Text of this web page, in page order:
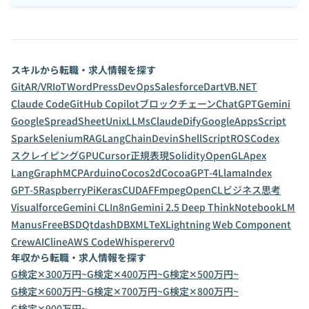
スキルから転職・求人情報を探す
GitAR/VRIoTWordPressDevOpsSalesforceDartVB.NET
Claude CodeGitHub CopilotブロックチェーンChatGPTGemini
GoogleSpreadSheetUnixLLMsClaudeDifyGoogleAppsScript
SparkSeleniumRAGLangChainDevinShellScriptROSCodex
スクレイピングGPUCursor正規表現SolidityOpenGLApex
LangGraphMCPArduinoCocos2dCocoaGPT-4LlamaIndex
GPT-5RaspberryPiKerasCUDAFFmpegOpenCLビジネス思考
VisualforceGemini CLIn8nGemini 2.5 Deep ThinkNotebookLM
ManusFreeBSDQtdashDBXMLTeXLightning Web Component
CrewAIClineAWS CodeWhispererv0
年収から転職・求人情報を探す
G検定✕300万円~G検定✕400万円~G検定✕500万円~
G検定✕600万円~G検定✕700万円~G検定✕800万円~